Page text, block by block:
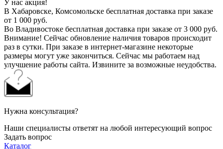
У нас акция!
В Хабаровске, Комсомольске бесплатная доставка при заказе
от 1 000 руб.
Во Владивостоке бесплатная доставка при заказе от 3 000 руб.
Внимание! Сейчас обновление наличия товаров происходит
раз в сутки. При заказе в интернет-магазине некоторые
размеры могут уже закончиться. Сейчас мы работаем над
улучшение работы сайта. Извините за возможные неудобства.
Нужна консультация?
Наши специалисты ответят на любой интересующий вопрос
Задать вопрос
Каталог